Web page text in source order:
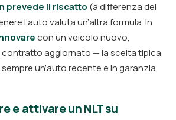
prevede il riscatto (a differenza del
l’auto valuta un’altra formula. In
con un veicolo nuovo,
aggiornato — la scelta tipica
un’auto recente e in garanzia.
e attivare un NLT su